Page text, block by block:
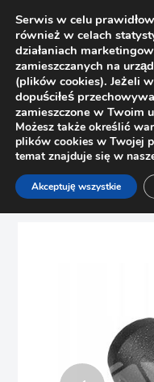
Strona główna
Amortyzator, tłumik
Serwis w celu
również w celach
działaniach
zamieszczanych na
(plików cookies). Jeżeli
dopuściłeś
zamieszczone w Twoim
Możesz także określić
plików cookies w Twojej
temat znajduje się w
Akceptuję wszystkie